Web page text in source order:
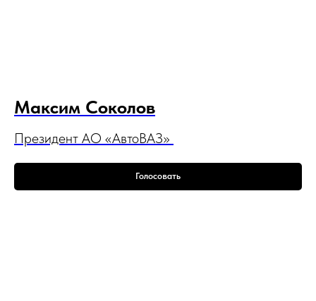
Максим Соколов
Президент АО «АвтоВАЗ»
Голосовать